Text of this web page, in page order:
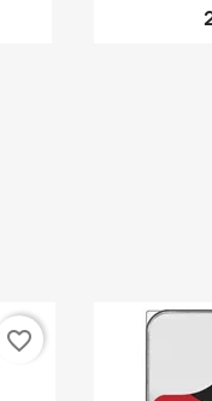
favorite_border